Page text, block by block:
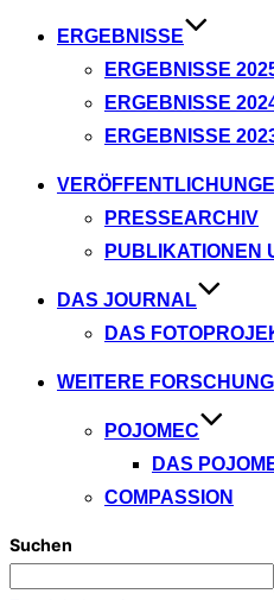
ERGEBNISSE
ERGEBNISSE
ERGEBNISSE
ERGEBNISSE
PRESSEARCHIV
PUBLIKATIONEN
DAS JOURNAL
DAS
WEITERE FORSCHUNG
POJOMEC
DAS
COMPASSION
Suchen